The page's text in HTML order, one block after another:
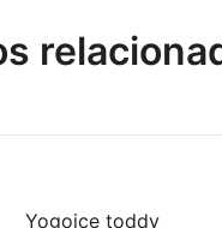
Yogoice toddy